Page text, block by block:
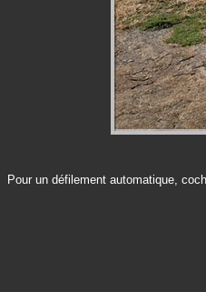
Pour un défilement automatique,